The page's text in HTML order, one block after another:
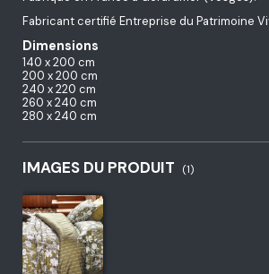
Fabricant certifié Entreprise du Patrimoine
Dimensions
140 x 200 cm
200 x 200 cm
240 x 220 cm
260 x 240 cm
280 x 240 cm
IMAGES DU PRODUIT (1)